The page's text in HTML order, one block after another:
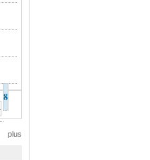
8
plus